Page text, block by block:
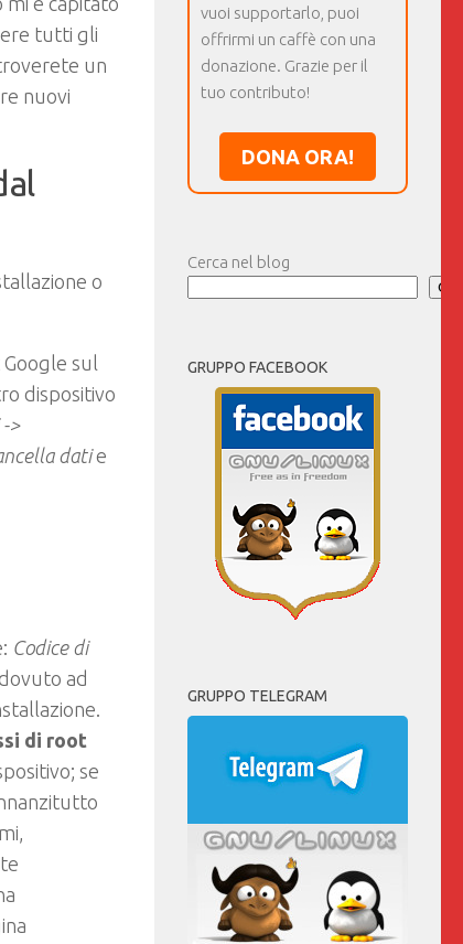
tutti gli
un
nuovi
o
sul
dispositivo
>
datie
Codice di
ad
di root
se
vuoi supportarlo, puoi
offrirmi un caffè con una
donazione. Grazie per il
tuo contributo!
DONA ORA!
Cerca nel blog
GRUPPO FACEBOOK
GRUPPO TELEGRAM